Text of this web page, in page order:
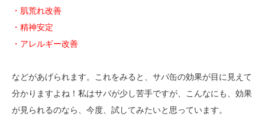
・肌荒れ改善
・精神安定
・アレルギー改善
などがあげられます。これをみると、サバ缶の効果が目に見えて
分かりますよね！私はサバが少し苦手ですが、こんなにも、効果
が見られるのなら、今度、試してみたいと思っています。